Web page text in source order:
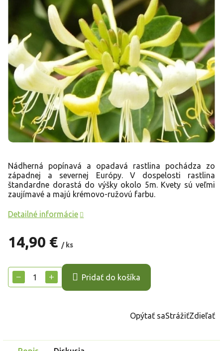
14,90 € / ks
cena:
+
− Pridať do košíka
Nádherná popínavá a opadavá rastlina pochádza zo
západnej a severnej Európy. V dospelosti rastlina
štandardne dorastá do výšky okolo 5m. Kvety sú veľmi
zaujímavé a majú krémovo-ružovú farbu.
Detailné informácie
Opýtať saStrážiťZdieľať